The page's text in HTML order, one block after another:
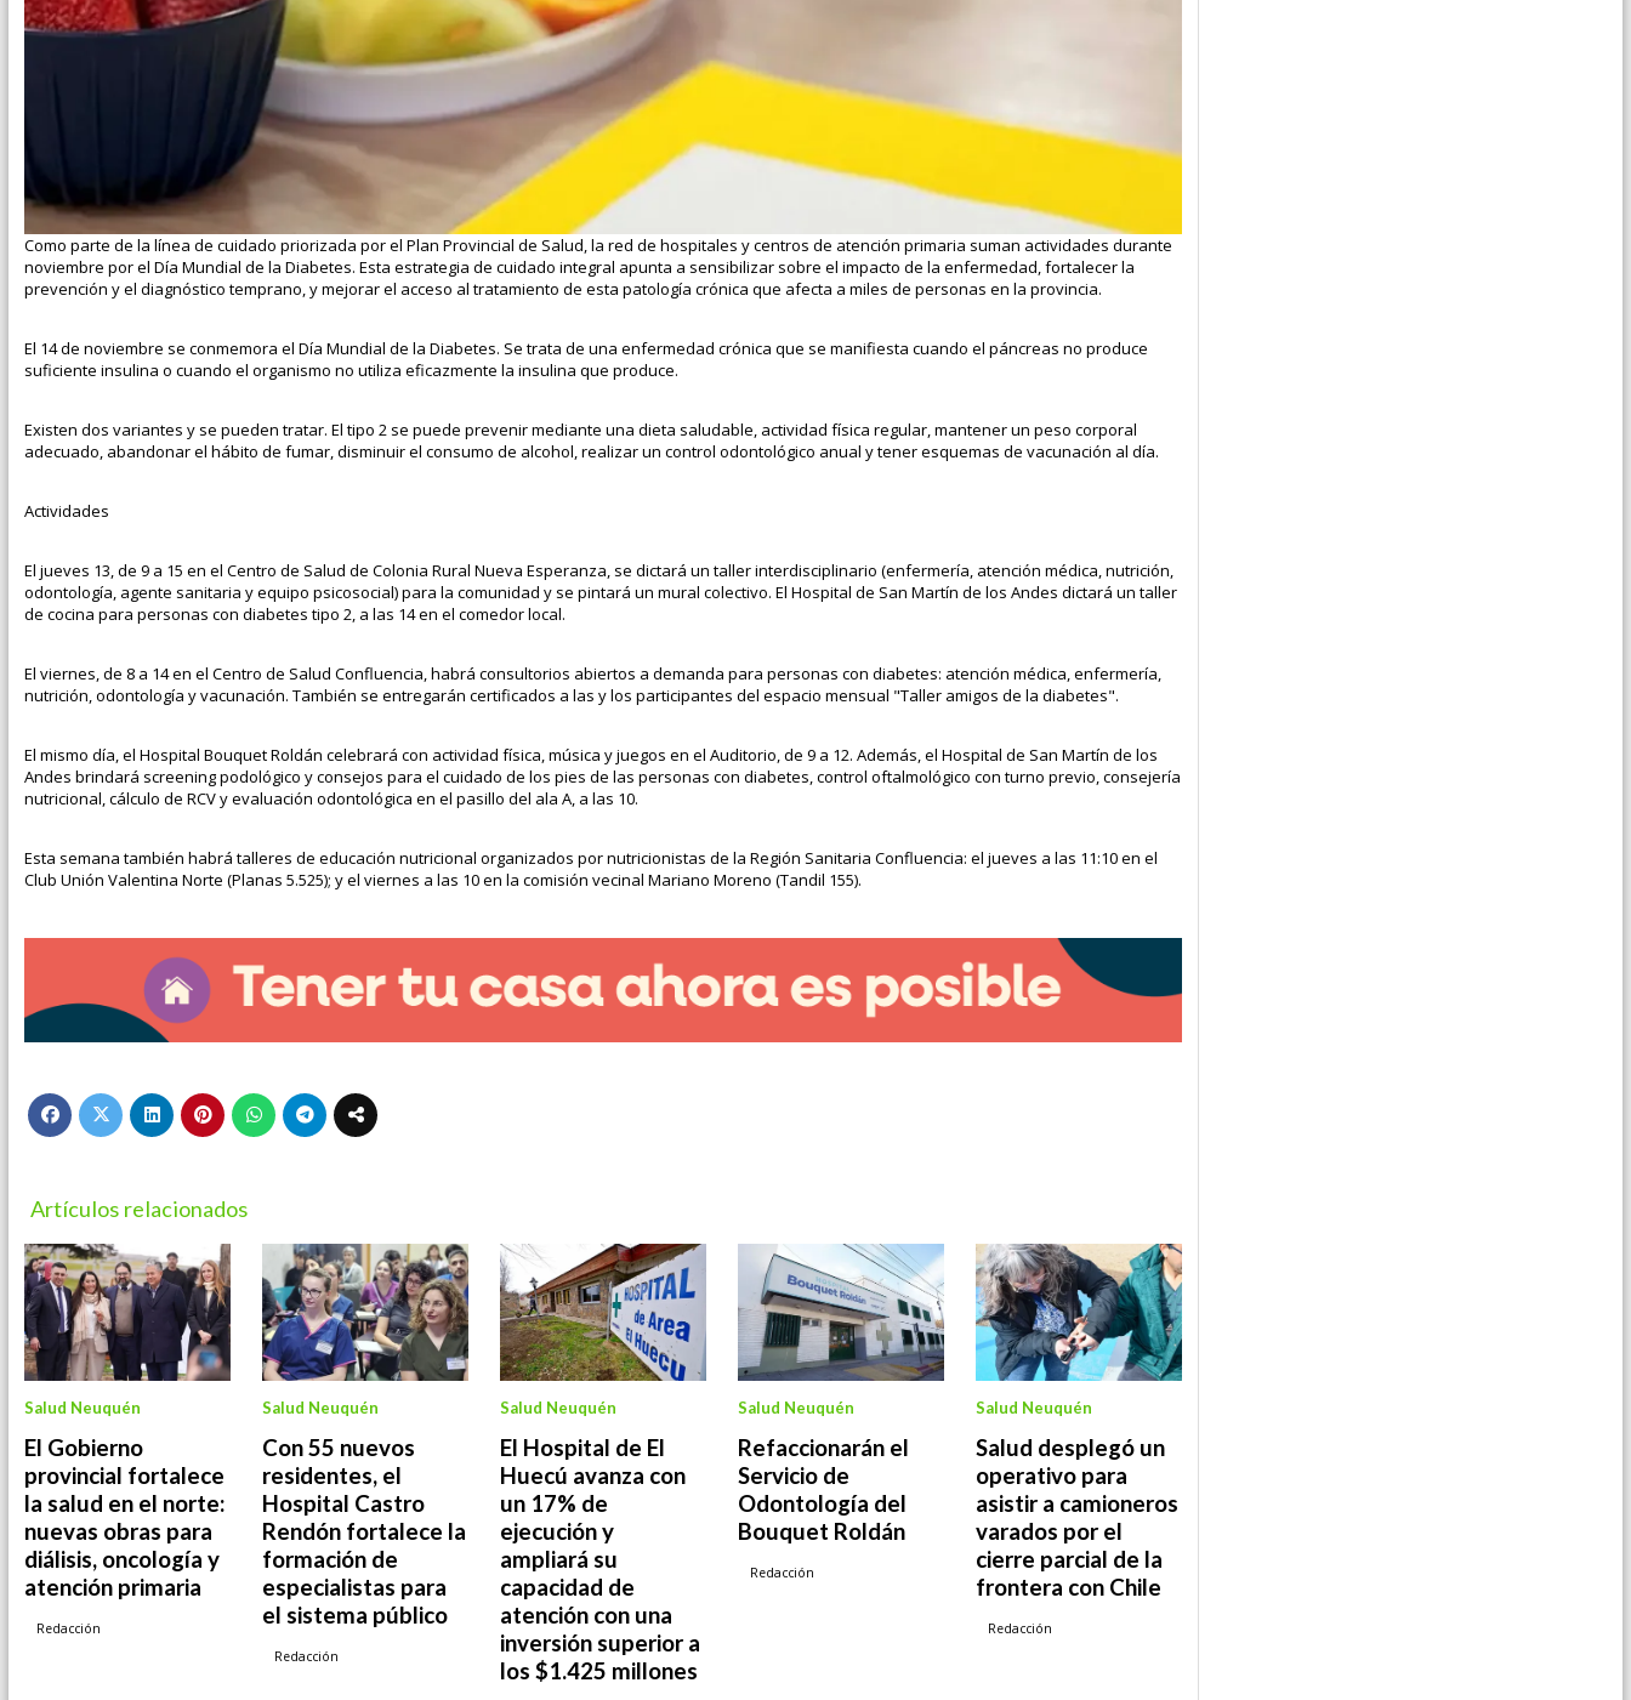
Como parte de la línea de cuidado priorizada por el Plan Provincial de Salud, la red de hospitales y centros de atención primaria suman actividades durante
noviembre por el Día Mundial de la Diabetes. Esta estrategia de cuidado integral apunta a sensibilizar sobre el impacto de la enfermedad, fortalecer la
prevención y el diagnóstico temprano, y mejorar el acceso al tratamiento de esta patología crónica que afecta a miles de personas en la provincia.
El 14 de noviembre se conmemora el Día Mundial de la Diabetes. Se trata de una enfermedad crónica que se manifiesta cuando el páncreas no produce
suficiente insulina o cuando el organismo no utiliza eficazmente la insulina que produce.
Existen dos variantes y se pueden tratar. El tipo 2 se puede prevenir mediante una dieta saludable, actividad física regular, mantener un peso corporal
adecuado, abandonar el hábito de fumar, disminuir el consumo de alcohol, realizar un control odontológico anual y tener esquemas de vacunación al día.
Actividades
El jueves 13, de 9 a 15 en el Centro de Salud de Colonia Rural Nueva Esperanza, se dictará un taller interdisciplinario (enfermería, atención médica, nutrición,
odontología, agente sanitaria y equipo psicosocial) para la comunidad y se pintará un mural colectivo. El Hospital de San Martín de los Andes dictará un taller
de cocina para personas con diabetes tipo 2, a las 14 en el comedor local.
El viernes, de 8 a 14 en el Centro de Salud Confluencia, habrá consultorios abiertos a demanda para personas con diabetes: atención médica, enfermería,
nutrición, odontología y vacunación. También se entregarán certificados a las y los participantes del espacio mensual "Taller amigos de la diabetes".
El mismo día, el Hospital Bouquet Roldán celebrará con actividad física, música y juegos en el Auditorio, de 9 a 12. Además, el Hospital de San Martín de los
Andes brindará screening podológico y consejos para el cuidado de los pies de las personas con diabetes, control oftalmológico con turno previo, consejería
nutricional, cálculo de RCV y evaluación odontológica en el pasillo del ala A, a las 10.
Esta semana también habrá talleres de educación nutricional organizados por nutricionistas de la Región Sanitaria Confluencia: el jueves a las 11:10 en el
Club Unión Valentina Norte (Planas 5.525); y el viernes a las 10 en la comisión vecinal Mariano Moreno (Tandil 155).
Artículos relacionados
El Gobierno
provincial fortalece
la salud en el norte:
nuevas obras para
diálisis, oncología y
atención primaria
Redacción
Salud Neuquén
Con 55 nuevos
residentes, el
Hospital Castro
Rendón fortalece la
formación de
especialistas para
el sistema público
Redacción
Salud Neuquén
El Hospital de El
Huecú avanza con
un 17% de
ejecución y
ampliará su
capacidad de
atención con una
inversión superior a
los $1.425 millones
Salud Neuquén
Refaccionarán el
Servicio de
Odontología del
Bouquet Roldán
Redacción
Salud Neuquén
Salud desplegó un
operativo para
asistir a camioneros
varados por el
cierre parcial de la
frontera con Chile
Redacción
Salud Neuquén